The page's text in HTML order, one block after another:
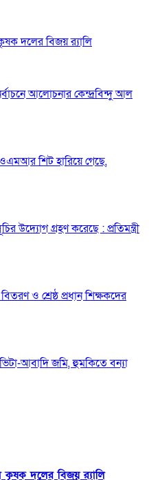
দলের বিজয় র‍্যালি
আলোচনার কেন্দ্রবিন্দু আল
শিট হারিয়ে গেছে,
উদ্যোগ গ্রহণ করেছে : প্রতিমন্ত্রী
ও শ্রেষ্ঠ প্রধান শিক্ষকদের
আবাদি জমি, হুমকিতে বন্যা
কৃষক দলের বিজয় র‍্যালি